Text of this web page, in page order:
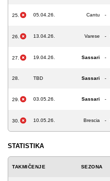
25. 05.04.26. Cantu -
26. 13.04.26. Varese -
27. 19.04.26. Sassari -
28. TBD Sassari -
29. 03.05.26. Sassari -
30. 10.05.26. Brescia -
STATISTIKA
TAKMIČENJE SEZONA